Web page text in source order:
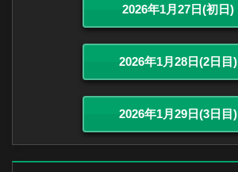
2026年1月27日(初日)
2026年1月28日(2日目)
2026年1月29日(3日目)